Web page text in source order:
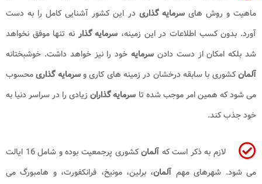
ماهیت و روش های سرمایه گذاری در این کشور آشنایی کامل را به دست
آورد. بدون کسب اطلاعات در این زمینه، سرمایه گذارنه تنها موفق نخواهد
شد بلکه امکان از دست دادن سرمایه خود را نیز خواهد داشت. خوشبختانه
آلمانکشوری با سابقه درخشان در زمینه های کاری وسرمایه گذاریمحسوب
می شود که همین امر موجب شده تا سرمایه گذارانزیادی را در سراسر دنیا به
خود جذب کند.
لازم به ذکر است که آلمان
کشوری پرجمعیت بوده و شامل 16 ایالت
می شود. شهرهای مهم آلمان، برلین، مونیخ، فرانکفورت، و هامبورگ می